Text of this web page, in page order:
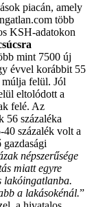
piacán, amely
több
KSH-adatokon
mint 7500 új
évvel korábbit 55
múlja felül. Jól
eltolódott a
felé. Az
56 százaléka
40 százalék volt a
népszerűsége
miatt egyre
lakóingatlanba.
a lakásokénál.”